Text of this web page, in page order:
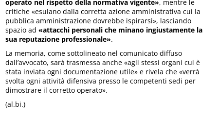
operato nel rispetto della normativa vigente», mentre le
critiche «esulano dalla corretta azione amministrativa cui la
pubblica amministrazione dovrebbe ispirarsi», lasciando
spazio ad«attacchi personali che minano ingiustamente la
sua reputazione professionale».
La memoria, come sottolineato nel comunicato diffuso
dall’avvocato, sarà trasmessa anche «agli stessi organi cui è
stata inviata ogni documentazione utile» e rivela che «verrà
svolta ogni attività difensiva presso le competenti sedi per
dimostrare il corretto operato».
(al.bi.)